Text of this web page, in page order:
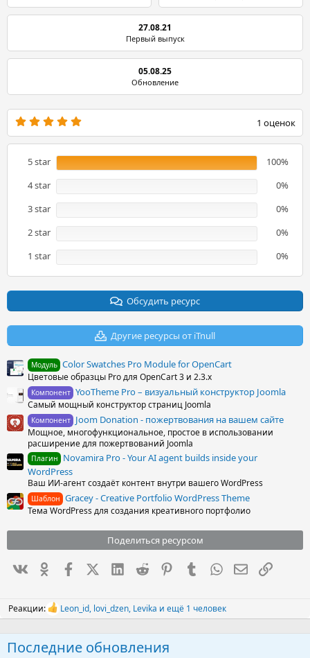
27.08.21
Первый выпуск
05.08.25
Обновление
0
з
в
ё
д
1 оценок
5 star
100%
4 star
0%
3 star
0%
2 star
0%
1 star
0%
Обсудить ресурс
Другие ресурсы от iTnull
Модуль Color Swatches Pro Module for OpenCart
Цветовые образцы Pro для OpenCart 3 и 2.3.x
Компонент YooTheme Pro – визуальный конструктор Joomla
Самый мощный конструктор страниц Joomla
Компонент Joom Donation - пожертвования на вашем сайте
Мощное, многофункциональное, простое в использовании
расширение для пожертвований Joomla
Плагин
Novamira Pro - Your AI agent builds inside your
WordPress
Ваш ИИ-агент создаёт контент внутри вашего WordPress
Шаблон Gracey - Creative Portfolio WordPress Theme
Тема WordPress для создания креативного портфолио
Поделиться ресурсом
ВконтактеОдноклассники
FacebookX (Twitter)LinkedIn
Reddit PinterestTumblrWhatsAppСсылка
Реакции:
Р
а
к
Leon_id, lovi_dzen, Levika и ещё 1 человек
Последние обновления